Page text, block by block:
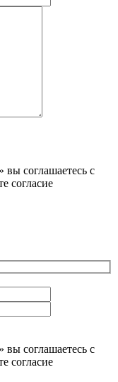
соглашаетесь с
согласие
соглашаетесь с
согласие